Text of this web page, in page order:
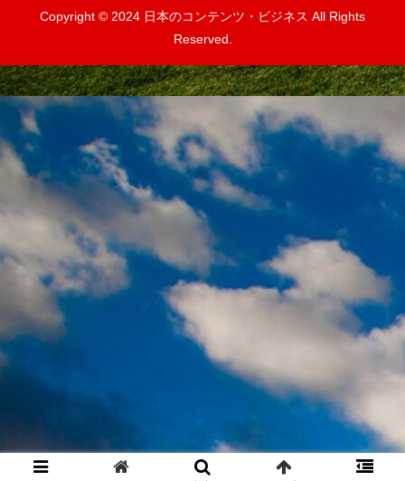
Copyright © 2024 日本のコンテンツ・ビジネス All Rights
Reserved.